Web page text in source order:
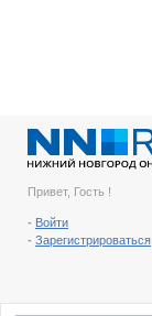
Привет, Гость !
- Войти
- Зарегистрироваться